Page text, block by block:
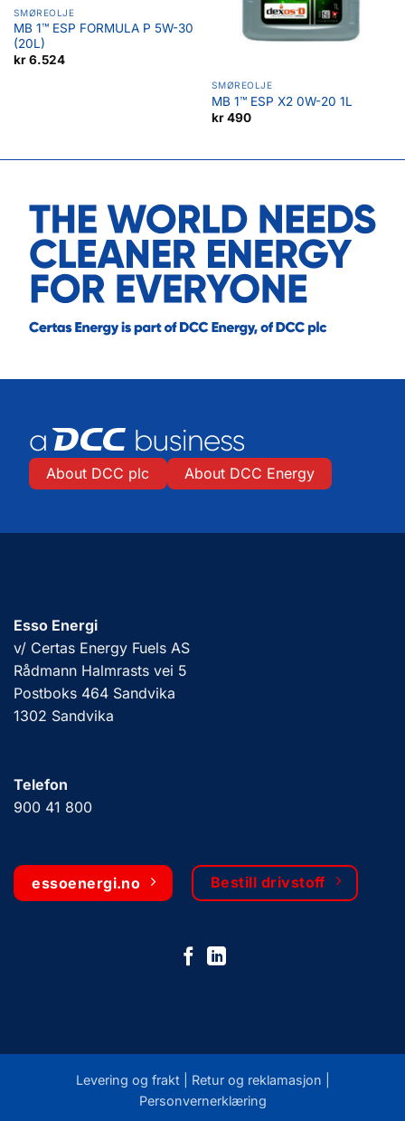
SMØREOLJE
MB 1™ ESP FORMULA P 5W-30
(20L)
kr6.524
SMØREOLJE
MB 1™ ESP X2 0W-20 1L
kr490
About DCC plc About DCC Energy
Esso Energi
v/ Certas Energy Fuels AS
Rådmann Halmrasts vei 5
Postboks 464 Sandvika
1302 Sandvika
Telefon
900 41 800
essoenergi.no Bestill drivstoff
Levering og frakt | Retur og reklamasjon
Personvernerklæring